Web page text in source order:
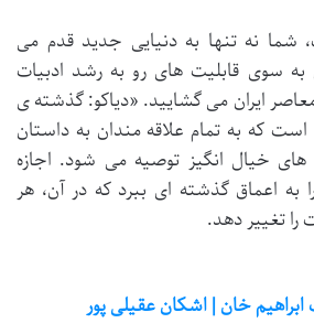
شما نه تنها به دنیایی جدید قدم می
به سوی قابلیت های رو به رشد ادبیات
ایران می گشایید. «دیاکو: گذشته ی
است که به تمام علاقه مندان به داستان
خیال انگیز توصیه می شود. اجازه
به اعماق گذشته ای ببرد که در آن، هر
تغییر دهد.
خان | اشکان عقیلی پور